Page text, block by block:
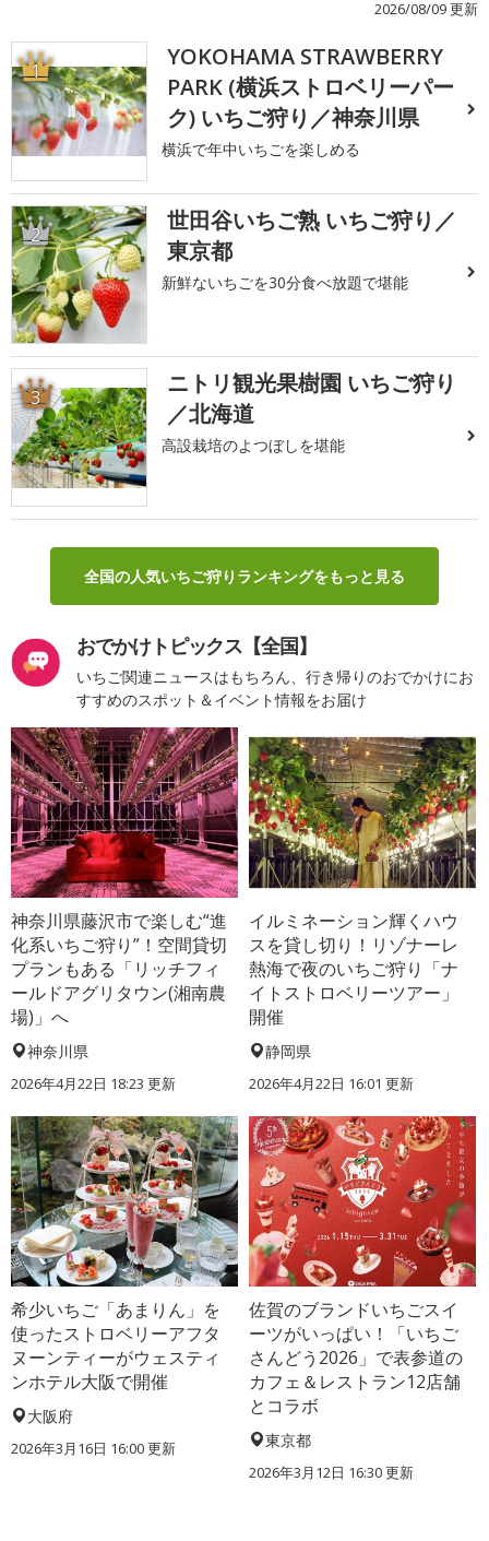
2026/08/09 更新
1
YOKOHAMA STRAWBERRY
PARK (横浜ストロベリーパー
ク) いちご狩り／神奈川県
横浜で年中いちごを楽しめる
2
世田谷いちご熟 いちご狩り／
東京都
新鮮ないちごを30分食べ放題で堪能
3
ニトリ観光果樹園 いちご狩り
／北海道
高設栽培のよつぼしを堪能
全国の人気いちご狩りランキングをもっと見る
おでかけトピックス【全国】
いちご関連ニュースはもちろん、行き帰りのおでかけにお
すすめのスポット＆イベント情報をお届け
神奈川県藤沢市で楽しむ“進
化系いちご狩り”！空間貸切
プランもある「リッチフィ
ールドアグリタウン(湘南農
場)」へ
神奈川県
2026年4月22日 18:23 更新
イルミネーション輝くハウ
スを貸し切り！リゾナーレ
熱海で夜のいちご狩り「ナ
イトストロベリーツアー」
開催
静岡県
2026年4月22日 16:01 更新
希少いちご「あまりん」を
使ったストロベリーアフタ
ヌーンティーがウェスティ
ンホテル大阪で開催
大阪府
2026年3月16日 16:00 更新
佐賀のブランドいちごスイ
ーツがいっぱい！「いちご
さんどう2026」で表参道の
カフェ＆レストラン12店舗
とコラボ
東京都
2026年3月12日 16:30 更新